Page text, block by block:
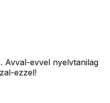
Avval-evvel nyelvtanilag
ezzel!